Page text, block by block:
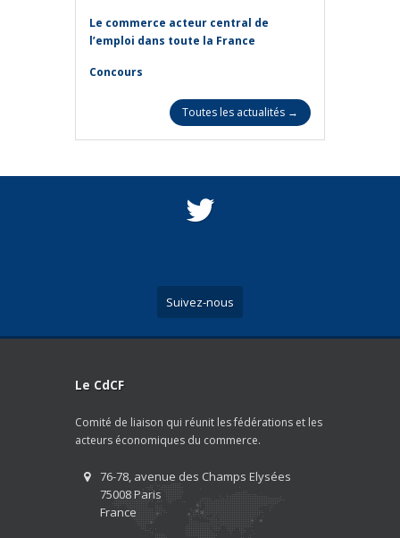
Le commerce acteur central de
l’emploi dans toute la France
Concours
Toutes les actualités →
Suivez-nous
Le CdCF
Comité de liaison qui réunit les fédérations et les
acteurs économiques du commerce.
76-78, avenue des Champs Elysées
75008 Paris
France